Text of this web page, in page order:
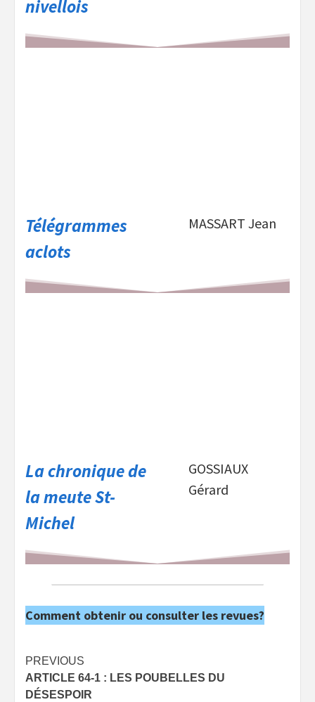
nivellois
Télégrammes
aclots
MASSART Jean
La chronique de
la meute St-
Michel
GOSSIAUX
Gérard
Comment obtenir ou consulter les revues?
Post
navigation
PREVIOUS
ARTICLE 64-1 : LES POUBELLES DU
DÉSESPOIR